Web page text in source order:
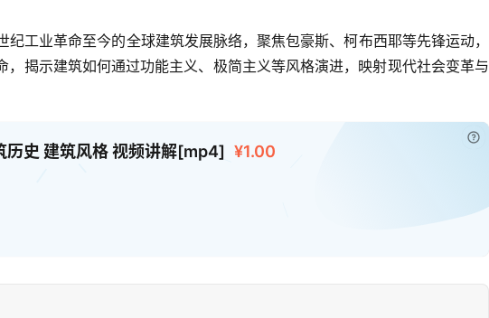
纪工业革命至今的全球建筑发展脉络，聚焦包豪斯、柯布西耶等先锋运动，
揭示建筑如何通过功能主义、极简主义等风格演进，映射现代社会变革与
历史 建筑风格 视频讲解[mp4] ¥1.00